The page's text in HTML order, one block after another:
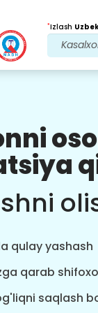
*Izlash
qulay yashash
qarab
saqlash
kuzatuv
hal qilish uchun
qo'llab-
ehtiyojlaringiz
yangilanishlar.